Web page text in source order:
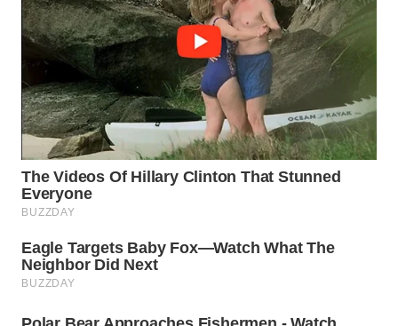
PURWAKARTA
WN
PRIANGAN
TIMUR
WN
SEMARANG
WN
WN